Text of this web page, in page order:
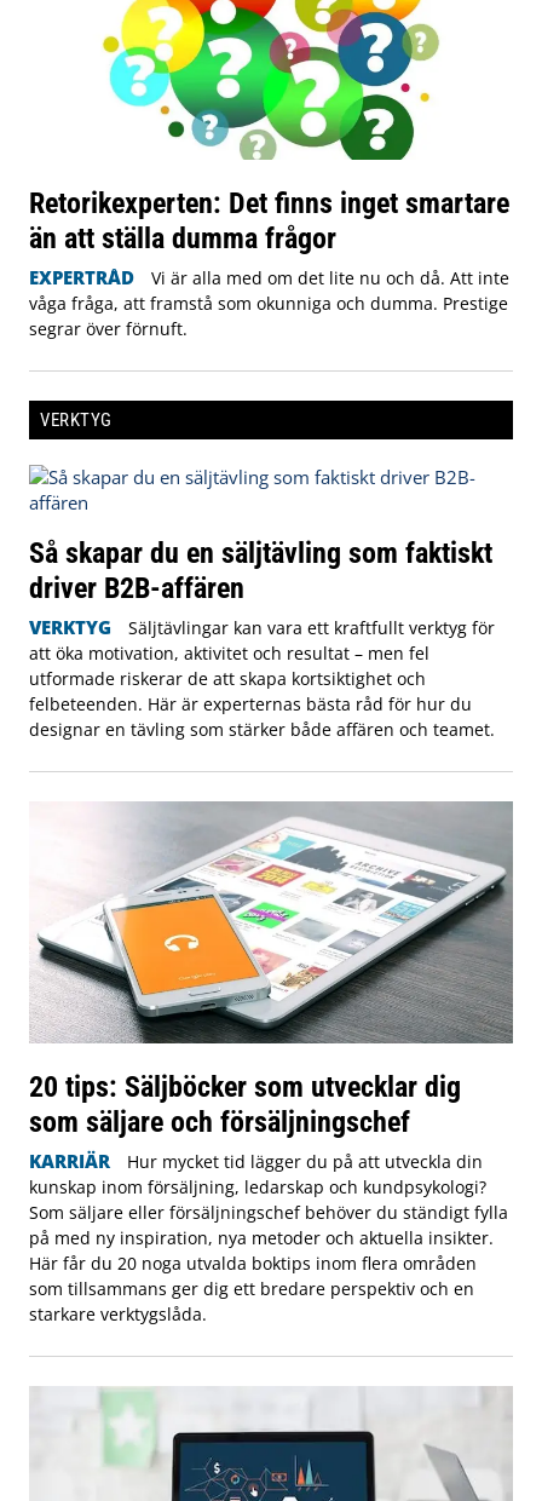
Retorikexperten: Det finns inget smartare
än att ställa dumma frågor
EXPERTRÅD
Vi är alla med om det lite nu och då. Att inte
våga fråga, att framstå som okunniga och dumma. Prestige
segrar över förnuft.
VERKTYG
Så skapar du en säljtävling som faktiskt
driver B2B-affären
VERKTYG
Säljtävlingar kan vara ett kraftfullt verktyg för
att öka motivation, aktivitet och resultat – men fel
utformade riskerar de att skapa kortsiktighet och
felbeteenden. Här är experternas bästa råd för hur du
designar en tävling som stärker både affären och teamet.
20 tips: Säljböcker som utvecklar dig
som säljare och försäljningschef
KARRIÄR
Hur mycket tid lägger du på att utveckla din
kunskap inom försäljning, ledarskap och kundpsykologi?
Som säljare eller försäljningschef behöver du ständigt fylla
på med ny inspiration, nya metoder och aktuella insikter.
Här får du 20 noga utvalda boktips inom flera områden
som tillsammans ger dig ett bredare perspektiv och en
starkare verktygslåda.